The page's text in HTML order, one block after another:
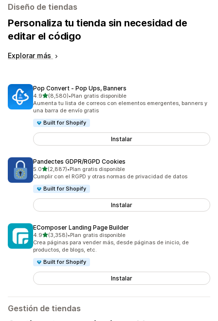
Diseño de tiendas
Personaliza tu tienda sin necesidad de
editar el código
Explorar más
Pop Convert ‑ Pop Ups, Banners
4.9de 5 estrellas
(8,580)
8580 reseñas en total
•Plan gratis disponible
Aumenta tu lista de correos con elementos emergentes, banners y
una barra de envío gratis
Built for Shopify
Instalar
Pandectes GDPR/RGPD Cookies
5.0de 5 estrellas
(2,887)
2887 reseñas en total
•Plan gratis disponible
Cumplir con el RGPD y otras normas de privacidad de datos
Built for Shopify
Instalar
EComposer Landing Page Builder
4.9de 5 estrellas
(3,358)
3358 reseñas en total
•Plan gratis disponible
Crea páginas para vender más, desde páginas de inicio, de
productos, de blogs, etc.
Built for Shopify
Instalar
Gestión de tiendas